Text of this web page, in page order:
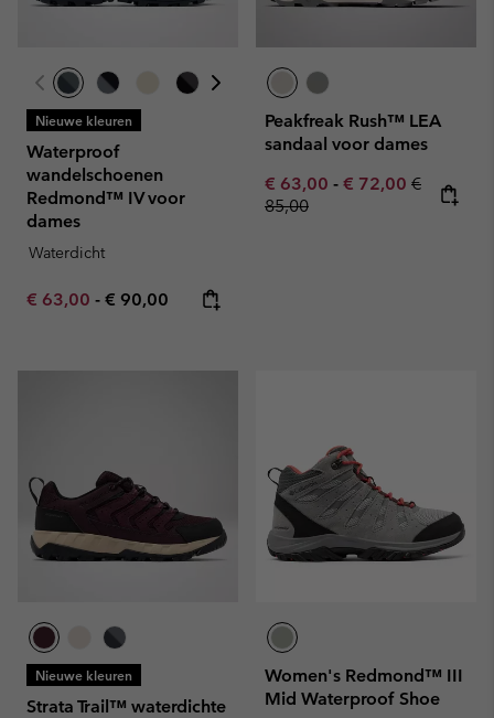
Nieuwe kleuren
Waterproof
wandelschoenen
Redmond™ IV voor
dames
Waterdicht
Minimum sale price:
€ 63,00 - Maximum price:
€ 90,00
Peakfreak Rush™ LEA
sandaal voor dames
Minimum sale price:
€ 63,00 - Maximum sale
€ 72,00 Regular
€
85,00
Nieuwe kleuren
Strata Trail™ waterdichte
Women's Redmond™ III
Mid Waterproof Shoe